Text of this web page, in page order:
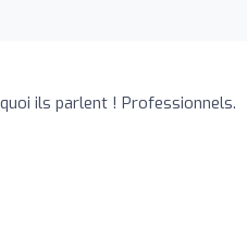
ils parlent ! Professionnels.